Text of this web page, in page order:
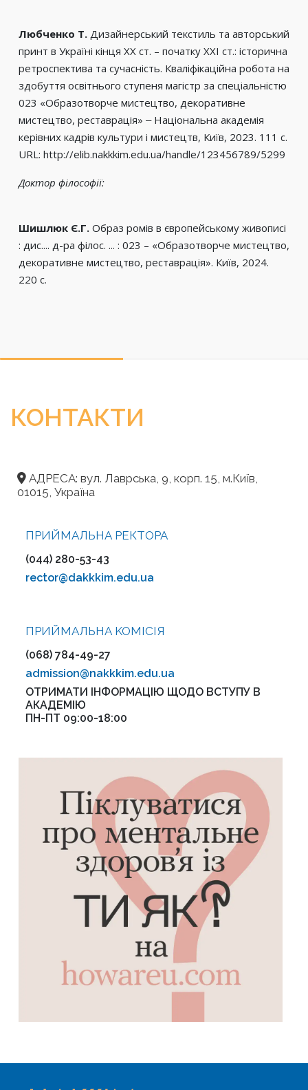
Любченко Т. Дизайнерський текстиль та авторський
принт в Україні кінця XX ст. – початку XXI ст.: історична
ретроспектива та сучасність. Кваліфікаційна робота на
здобуття освітнього ступеня магістр за спеціальністю
023 «Образотворче мистецтво, декоративне
мистецтво, реставрація» ‒ Національна академія
керівних кадрів культури і мистецтв, Київ, 2023. 111 с.
URL: http://elib.nakkkim.edu.ua/handle/123456789/5299
Доктор філософії:
Шишлюк Є.Г. Образ ромів в європейському живописі
: дис.... д-ра філос. ... : 023 – «Образотворче мистецтво,
декоративне мистецтво, реставрація». Київ, 2024.
220 с.
КОНТАКТИ
АДРЕСА: вул. Лаврська, 9, корп. 15, м.Київ,
01015, Україна
ПРИЙМАЛЬНА РЕКТОРА
(044) 280-53-43
rector@dakkkim.edu.ua
ПРИЙМАЛЬНА KOMІСІЯ
(068) 784-49-27
admission@nakkkim.edu.ua
ОТРИМАТИ ІНФОРМАЦІЮ ЩОДО ВСТУПУ В
АКАДЕМІЮ
ПН-ПТ 09:00-18:00